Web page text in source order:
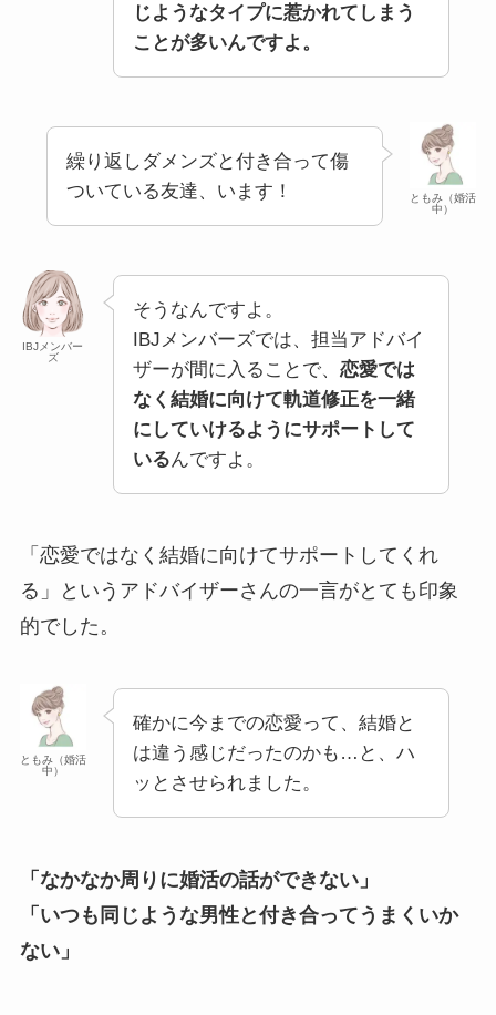
じようなタイプに惹かれてしまう
ことが多いんですよ。
ともみ（婚活
中）
繰り返しダメンズと付き合って傷
ついている友達、います！
IBJメンバー
ズ
そうなんですよ。
IBJメンバーズでは、担当アドバイ
ザーが間に入ることで、 恋愛では
なく結婚に向けて軌道修正を一緒
にしていけるようにサポートして
いるんですよ。
「恋愛ではなく結婚に向けてサポートしてくれ
る」というアドバイザーさんの一言がとても印象
的でした。
ともみ（婚活
中）
確かに今までの恋愛って、結婚と
は違う感じだったのかも…と、ハ
ッとさせられました。
「なかなか周りに婚活の話ができない」
「いつも同じような男性と付き合ってうまくいか
ない」